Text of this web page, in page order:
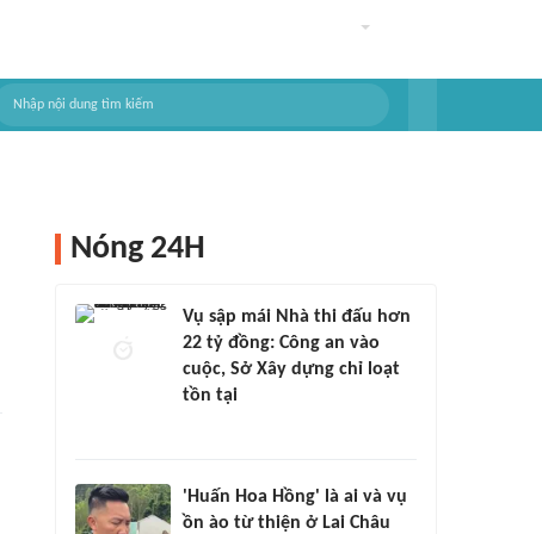
Nóng 24H
Vụ sập mái Nhà thi đấu hơn
22 tỷ đồng: Công an vào
cuộc, Sở Xây dựng chỉ loạt
tồn tại
'Huấn Hoa Hồng' là ai và vụ
ồn ào từ thiện ở Lai Châu